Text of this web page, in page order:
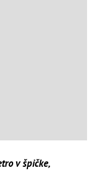
v špičke,